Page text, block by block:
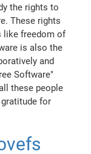
the rights to
These rights
like freedom of
is also the
and
Software"
these people
for